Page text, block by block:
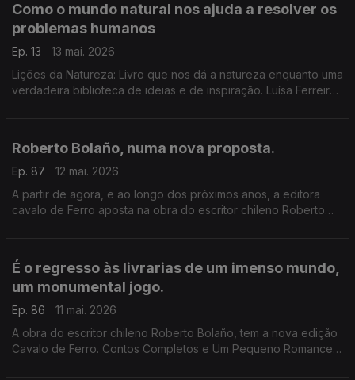
Como o mundo natural nos ajuda a resolver os
problemas humanos
Ep. 13
13 mai. 2026
Lições da Natureza: Livro que nos dá a natureza enquanto uma
verdadeira biblioteca de ideias e de inspiração. Luísa Ferreira
Roberto Bolaño, numa nova proposta.
Ep. 87
12 mai. 2026
A partir de agora, e ao longo dos próximos anos, a editora
cavalo de Ferro aposta na obra do escritor chileno Roberto
É o regresso às livrarias de um imenso mundo,
um monumental jogo.
Ep. 86
11 mai. 2026
A obra do escritor chileno Roberto Bolaño, tem a nova edição
Cavalo de Ferro. Contos Completos e Um Pequeno Romance